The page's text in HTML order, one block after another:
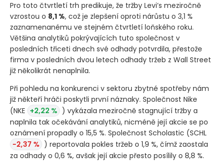
Pro toto čtvrtletí trh predikuje, že tržby Levi’s meziročně
vzrostou o 8,1 %, což je zlepšení oproti nárůstu o 3,1 %
zaznamenanému ve stejném čtvrtletí loňského roku.
Většina analytiků pokrývajících tuto společnost v
posledních třiceti dnech své odhady potvrdila, přestože
firma v posledních dvou letech odhady tržeb z Wall Street
již několikrát nenaplnila.
Při pohledu na konkurenci v sektoru zbytné spotřeby nám
již někteří hráči poskytli první náznaky. Společnost Nike
(NKE +2,22 % ) vykázala meziročně stagnující tržby a
naplnila tak očekávání analytiků, nicméně její akcie se po
oznámení propadly o 15,5 %. Společnost Scholastic (SCHL
-2,37 % ) reportovala pokles tržeb o 1,9 %, čímž zaostala
za odhady o 0,6 %, avšak její akcie přesto posílily o 8,8 %.